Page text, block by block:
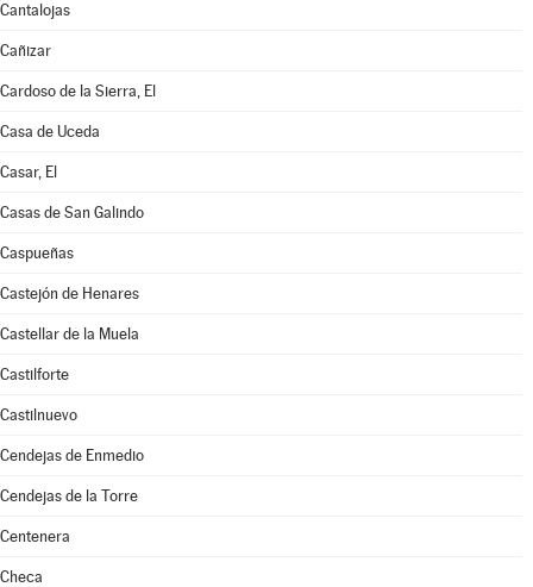
Cantalojas
Cañizar
Cardoso de la Sierra, El
Casa de Uceda
Casar, El
Casas de San Galindo
Caspueñas
Castejón de Henares
Castellar de la Muela
Castilforte
Castilnuevo
Cendejas de Enmedio
Cendejas de la Torre
Centenera
Checa